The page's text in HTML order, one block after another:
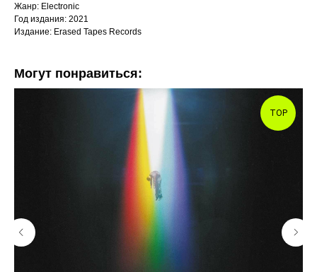
Жанр: Electronic
Год издания: 2021
Издание: Erased Tapes Records
Могут понравиться:
TOP